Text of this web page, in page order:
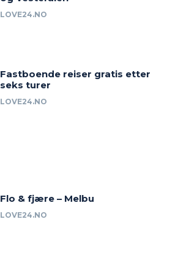
LOVE24.NO
Fastboende reiser gratis etter
seks turer
LOVE24.NO
Flo & fjære – Melbu
LOVE24.NO